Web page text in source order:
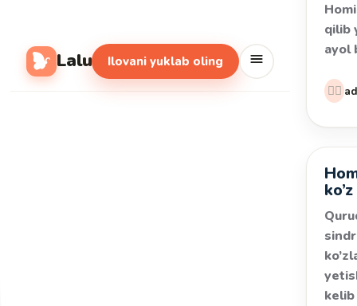
Lalu Ilovani yuklab oling
qilib
ayol
👩‍⚕️